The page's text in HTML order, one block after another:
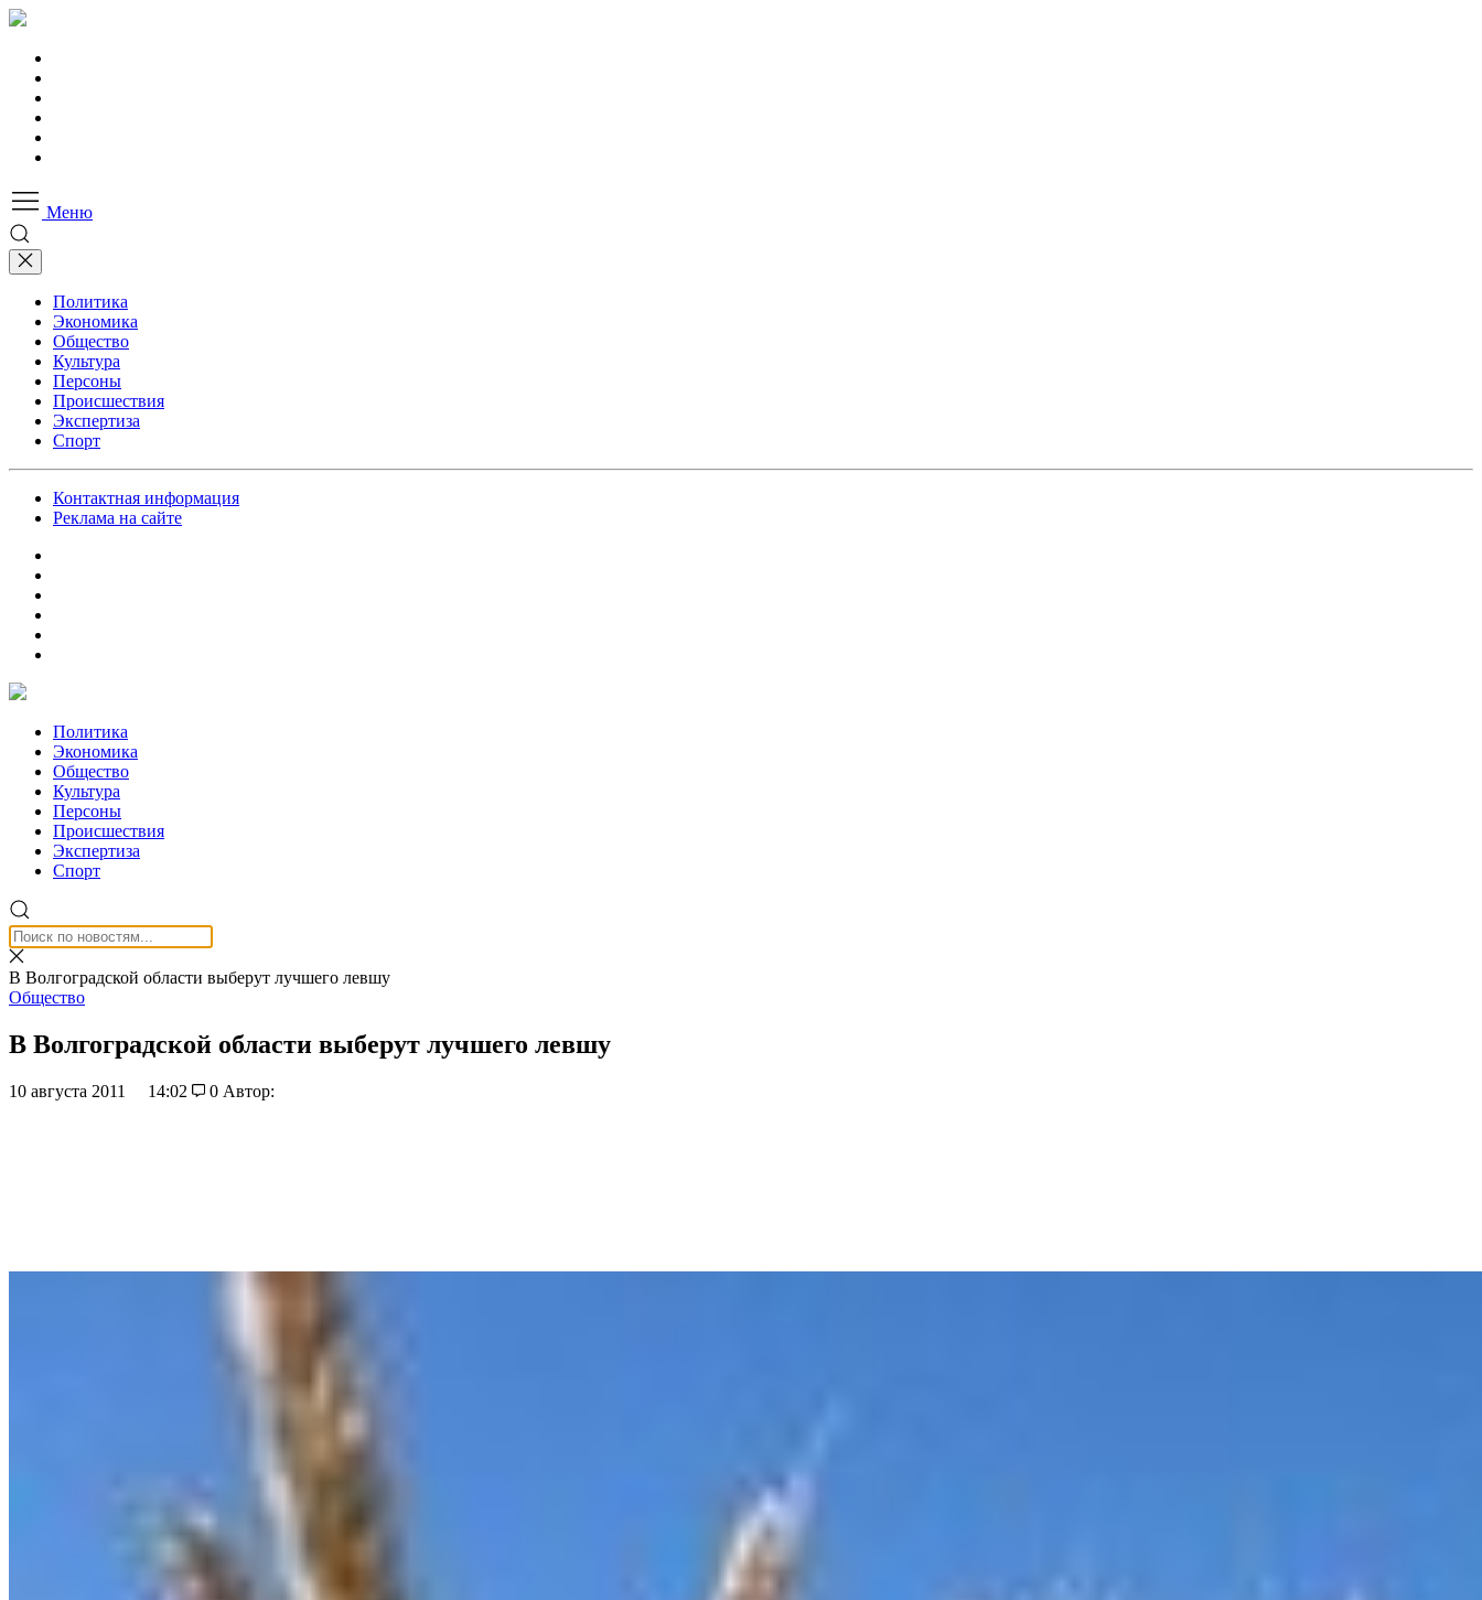
Меню
Политика
Экономика
Общество
Культура
Персоны
Происшествия
Экспертиза
Спорт
Контактная информация
Реклама на сайте
Политика
Экономика
Общество
Культура
Персоны
Происшествия
Экспертиза
Спорт
В Волгоградской области выберут лучшего левшу
Общество
В Волгоградской области выберут лучшего левшу
10 августа 2011 14:02 0 Автор: